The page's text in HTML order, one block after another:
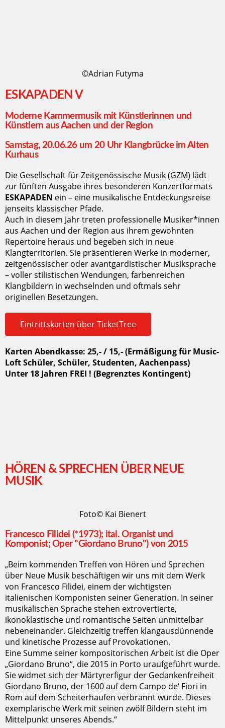
©Adrian Futyma
ESKAPADEN V
Moderne Kammermusik mit Künstlerinnen und
Künstlern aus Aachen und der Region
Samstag, 20.06.26 um 20 Uhr Klangbrücke im Alten
Kurhaus
Die Gesellschaft für Zeitgenössische Musik (GZM) lädt
zur fünften Ausgabe ihres besonderen Konzertformats
ESKAPADEN ein – eine musikalische Entdeckungsreise
jenseits klassischer Pfade.
Auch in diesem Jahr treten professionelle Musiker*innen
aus Aachen und der Region aus ihrem gewohnten
Repertoire heraus und begeben sich in neue
Klangterritorien. Sie präsentieren Werke in moderner,
zeitgenössischer oder avantgardistischer Musiksprache
– voller stilistischen Wendungen, farbenreichen
Klangbildern in wechselnden und oftmals sehr
originellen Besetzungen.
Eintrittskarten über TicketTree
Karten Abendkasse: 25,- / 15,- (Ermäßigung für Music-
Loft Schüler, Schüler, Studenten, Aachenpass)
Unter 18 Jahren FREI ! (Begrenztes Kontingent)
HÖREN & SPRECHEN ÜBER NEUE
MUSIK
Foto© Kai Bienert
Francesco Filidei (*1973); ital. Organist und
Komponist; Oper "Giordano Bruno") von 2015
„Beim kommenden Treffen von Hören und Sprechen
über Neue Musik beschäftigen wir uns mit dem Werk
von Francesco Filidei, einem der wichtigsten
italienischen Komponisten seiner Generation. In seiner
musikalischen Sprache stehen extrovertierte,
ikonoklastische und romantische Seiten unmittelbar
nebeneinander. Gleichzeitig treffen klangausdünnende
und kinetische Prozesse auf Provokationen.
Eine Summe seiner kompositorischen Arbeit ist die Oper
„Giordano Bruno“, die 2015 in Porto uraufgeführt wurde.
Sie widmet sich der Märtyrerfigur der Gedankenfreiheit
Giordano Bruno, der 1600 auf dem Campo de‘ Fiori in
Rom auf dem Scheiterhaufen verbrannt wurde. Dieses
exemplarische Werk mit seinen zwölf Bildern steht im
Mittelpunkt unseres Abends.“